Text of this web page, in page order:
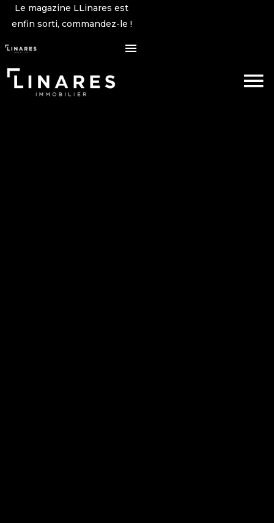
Le magazine LLinares est
enfin sorti, commandez-le !